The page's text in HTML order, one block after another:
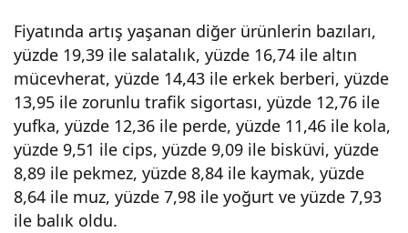
Fiyatında artış yaşanan diğer ürünlerin bazıları,
yüzde 19,39 ile salatalık, yüzde 16,74 ile altın
mücevherat, yüzde 14,43 ile erkek berberi, yüzde
13,95 ile zorunlu trafik sigortası, yüzde 12,76 ile
yufka, yüzde 12,36 ile perde, yüzde 11,46 ile kola,
yüzde 9,51 ile cips, yüzde 9,09 ile bisküvi, yüzde
8,89 ile pekmez, yüzde 8,84 ile kaymak, yüzde
8,64 ile muz, yüzde 7,98 ile yoğurt ve yüzde 7,93
ile balık oldu.
azal
an
ürü
nleri